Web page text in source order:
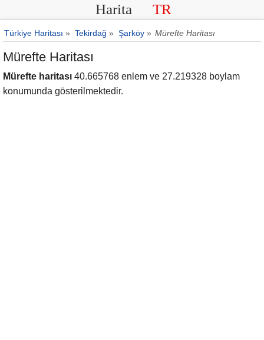
Harita TR
Türkiye Haritası » Tekirdağ » Şarköy » Mürefte Haritası
Mürefte Haritası
Mürefte haritası 40.665768 enlem ve 27.219328 boylam
konumunda gösterilmektedir.